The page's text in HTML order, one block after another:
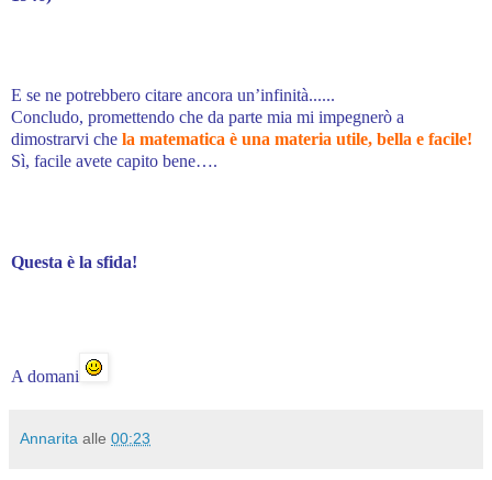
E se ne potrebbero citare ancora un’infinità......
Concludo, promettendo che da parte mia mi impegnerò a
dimostrarvi che la matematica è una materia utile, bella e facile!
Sì, facile avete capito bene….
Questa è la sfida!
A domani
Annarita alle 00:23